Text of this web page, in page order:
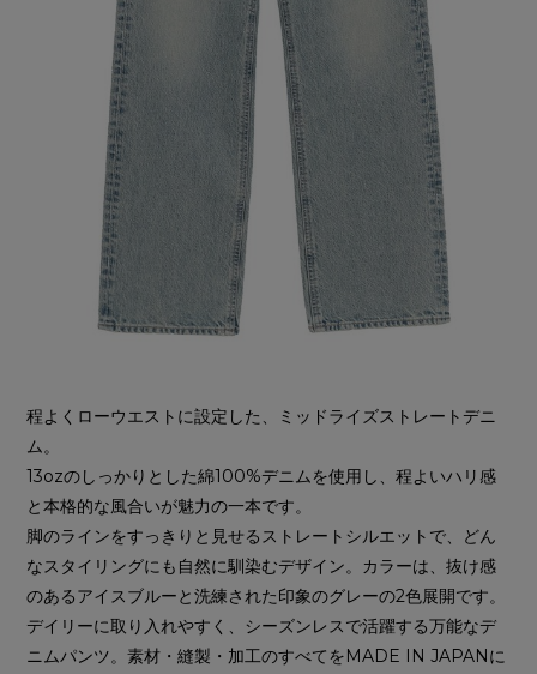
程よくローウエストに設定した、ミッドライズストレートデニ
ム。
13ozのしっかりとした綿100%デニムを使用し、程よいハリ感
と本格的な風合いが魅力の一本です。
脚のラインをすっきりと見せるストレートシルエットで、どん
なスタイリングにも自然に馴染むデザイン。カラーは、抜け感
のあるアイスブルーと洗練された印象のグレーの2色展開です。
デイリーに取り入れやすく、シーズンレスで活躍する万能なデ
ニムパンツ。素材・縫製・加工のすべてをMADE IN JAPANに